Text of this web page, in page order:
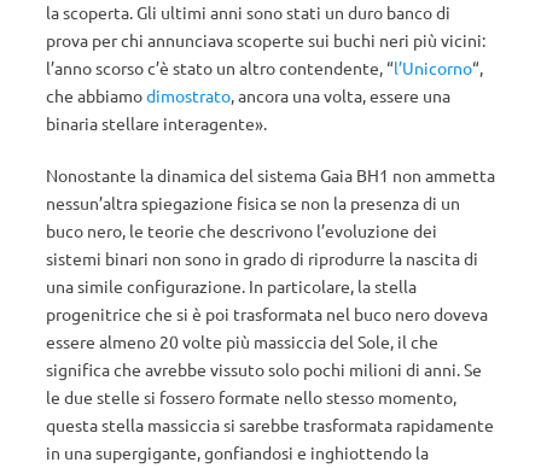
la scoperta. Gli ultimi anni sono stati un duro banco di
prova per chi annunciava scoperte sui buchi neri più vicini:
l’anno scorso c’è stato un altro contendente, “l’Unicorno“,
che abbiamodimostrato, ancora una volta, essere una
binaria stellare interagente».
Nonostante la dinamica del sistema Gaia BH1 non ammetta
nessun’altra spiegazione fisica se non la presenza di un
buco nero, le teorie che descrivono l’evoluzione dei
sistemi binari non sono in grado di riprodurre la nascita di
una simile configurazione. In particolare, la stella
progenitrice che si è poi trasformata nel buco nero doveva
essere almeno 20 volte più massiccia del Sole, il che
significa che avrebbe vissuto solo pochi milioni di anni. Se
le due stelle si fossero formate nello stesso momento,
questa stella massiccia si sarebbe trasformata rapidamente
in una supergigante, gonfiandosi e inghiottendo la